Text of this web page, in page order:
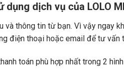
dịch vụ của LOLO
thông tin từ bạn. Vì vậy ngay
điện thoại hoặc email để tư vấn
toán phù hợp nhất trong 2